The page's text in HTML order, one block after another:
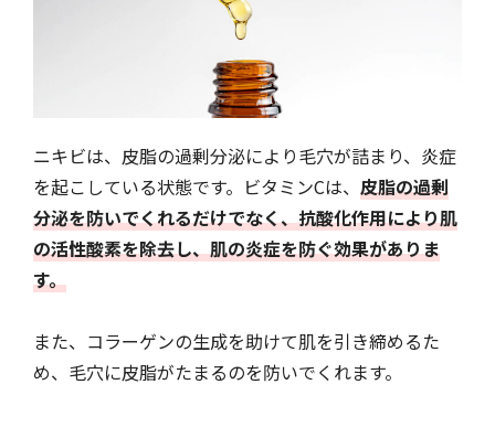
ニキビは、皮脂の過剰分泌により毛穴が詰まり、炎症
を起こしている状態です。ビタミンCは、 皮脂の過剰
分泌を防いでくれるだけでなく、抗酸化作用により肌
の活性酸素を除去し、肌の炎症を防ぐ効果がありま
す。
また、コラーゲンの生成を助けて肌を引き締めるた
め、毛穴に皮脂がたまるのを防いでくれます。